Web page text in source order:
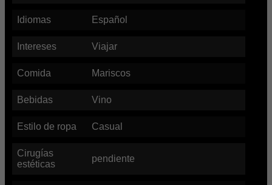
Idiomas Español
Intereses Viajar
Comida Mariscos
Bebidas Vino
Estilo de ropa Casual
Cirugías
estéticas
pendiente